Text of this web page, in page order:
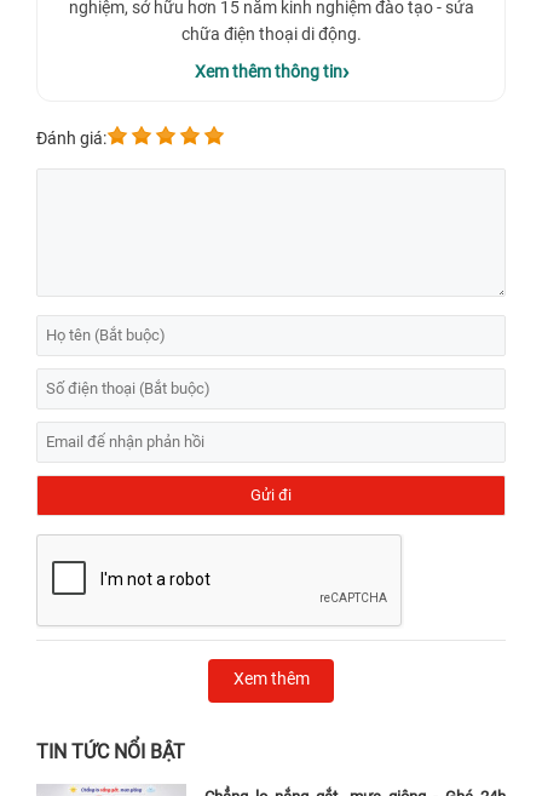
nghiệm, sở hữu hơn 15 năm kinh nghiệm đào tạo - sửa
chữa điện thoại di động.
Xem thêm thông tin
Đánh giá:
Xem thêm
TIN TỨC NỔI BẬT